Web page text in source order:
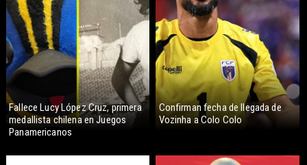
Fallece Lucy López Cruz, primera
medallista chilena en Juegos
Panamericanos
Confirman fecha de llegada de
Vozinha a Colo Colo